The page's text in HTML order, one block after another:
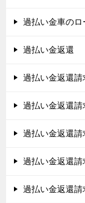
過払い金車のロ
過払い金返還
過払い金返還請
過払い金返還請
過払い金返還請
過払い金返還請
過払い金返還請